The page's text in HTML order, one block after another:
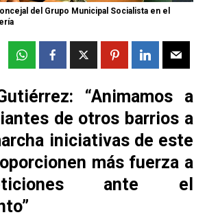
del Grupo Municipal Socialista en el
“Animamos a
de otros barrios a
iniciativas de este
más fuerza a
ante el